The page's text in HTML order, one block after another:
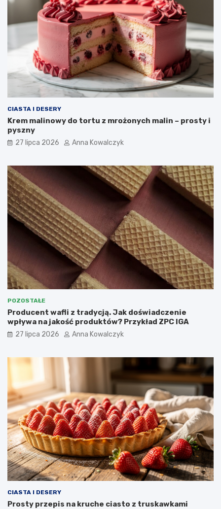
CIASTA I DESERY
Krem malinowy do tortu z mrożonych malin – prosty i
pyszny
27 lipca 2026 Anna Kowalczyk
POZOSTAŁE
Producent wafli z tradycją. Jak doświadczenie
wpływa na jakość produktów? Przykład ZPC IGA
27 lipca 2026 Anna Kowalczyk
CIASTA I DESERY
Prosty przepis na kruche ciasto z truskawkami